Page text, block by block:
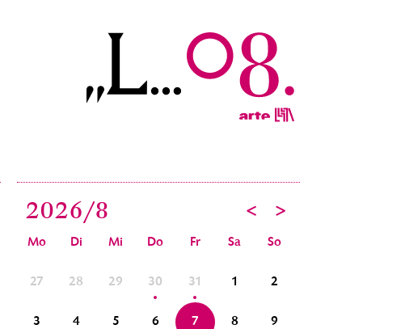
2026/8 < >
Mo Di Mi Do Fr Sa So
27 28 29 30 31 1 2
3 4 5 6 7 8 9